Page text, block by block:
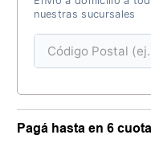
nuestras sucursales
Pagá hasta en 6